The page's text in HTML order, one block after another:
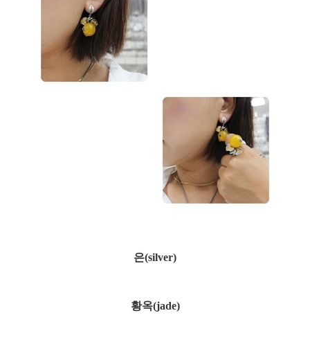
은(silver)
황옥(jade)